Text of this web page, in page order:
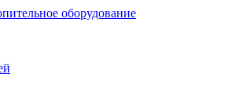
оборудование